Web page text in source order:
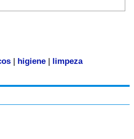
| higiene| limpeza